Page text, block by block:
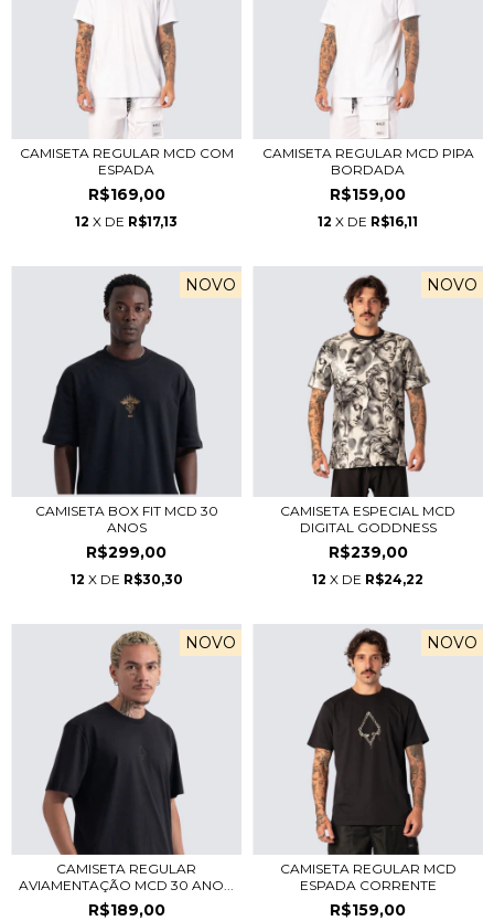
CAMISETA REGULAR MCD COM
ESPADA
R$169,00
12 X DE R$17,13
CAMISETA REGULAR MCD PIPA
BORDADA
R$159,00
12 X DE R$16,11
NOVO
CAMISETA BOX FIT MCD 30
ANOS
R$299,00
12 X DE R$30,30
NOVO
CAMISETA ESPECIAL MCD
DIGITAL GODDNESS
R$239,00
12 X DE R$24,22
NOVO
CAMISETA REGULAR
AVIAMENTAÇÃO MCD 30 ANO...
R$189,00
NOVO
CAMISETA REGULAR MCD
ESPADA CORRENTE
R$159,00